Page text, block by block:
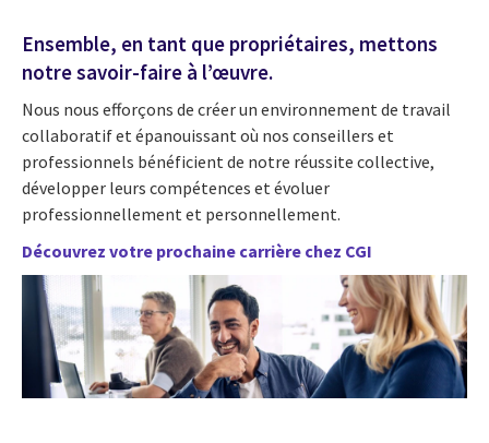
Ensemble, en tant que propriétaires, mettons
notre savoir-faire à l’œuvre.
Nous nous efforçons de créer un environnement de travail
collaboratif et épanouissant où nos conseillers et
professionnels bénéficient de notre réussite collective,
développer leurs compétences et évoluer
professionnellement et personnellement.
Découvrez votre prochaine carrière chez CGI